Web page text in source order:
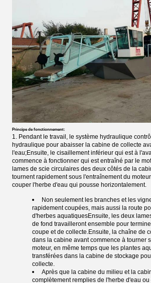
Principe de fonctionnement:
1. Pendant le travail, le système hydraulique
hydraulique pour abaisser la cabine de collecte
l'eau;Ensuite, le cisaillement inférieur qui est à
commence à fonctionner qui est entraîné par le
lames de scie circulaires des deux côtés de la
tournent rapidement sous l'entraînement du
couper l'herbe d'eau qui pousse horizontalement.
Non seulement les branches et les
rapidement coupées, mais aussi la route
d'herbes aquatiquesEnsuite, les deux
de fond travailleront ensemble pour
coupe et de collecte.Ensuite, la chaîne de
dans la cabine avant commence à tourner
moteur, en même temps que les plantes
transférées dans la cabine de stockage
collecte.
Après que la cabine du milieu et la
complètement remplies de l'herbe d'eau ou